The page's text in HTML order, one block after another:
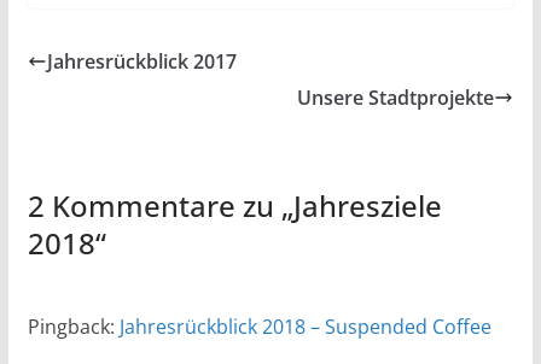
Jahresrückblick 2017
Unsere Stadtprojekte
2 Kommentare zu „Jahresziele
2018“
Pingback: Jahresrückblick 2018 – Suspended Coffee